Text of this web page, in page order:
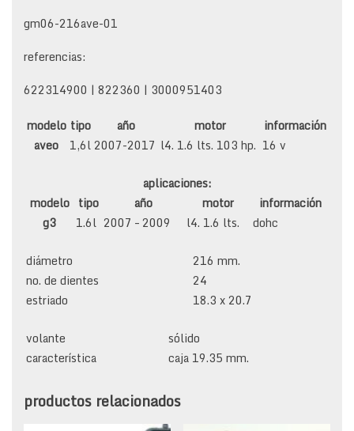
gm06-216ave-01
referencias:
622314900 | 822360 | 3000951403
modelo tipo año motor
información
aveo
1,6l 2007-2017 l4. 1.6 lts. 103 hp. 16 v
aplicaciones:
modelo tipo año motor
información
g3
1.6l 2007 – 2009 l4. 1.6 lts. dohc
diámetro
216 mm.
no. de dientes
24
estriado
18.3 x 20.7
volante
sólido
característica
caja 19.35 mm.
productos relacionados